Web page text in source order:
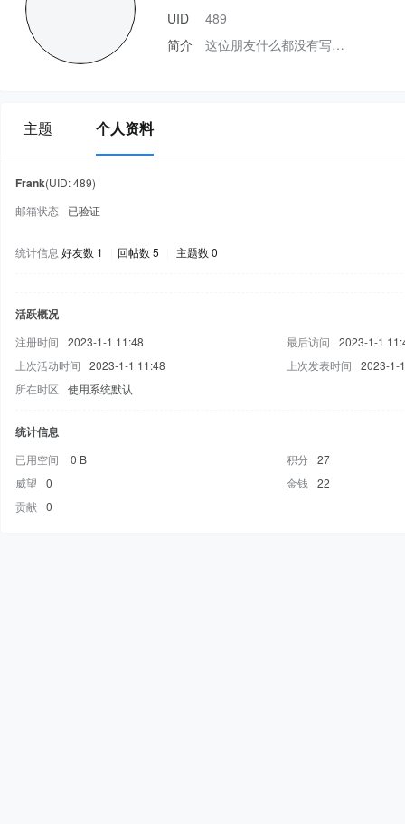
UID
489
简介
这位朋友什么都没有写…
主题 个人资料
Frank(UID: 489)
邮箱状态
已验证
统计信息 好友数 1 回帖数 5 主题数 0
活跃概况
注册时间 2023-1-1 11:48 最后访问
2023-1-1
上次活动时间
2023-1-1 11:48 上次发表时间
2023-1-
所在时区
使用系统默认
统计信息
已用空间 0 B 积分 27
威望
0 金钱 22
贡献 0